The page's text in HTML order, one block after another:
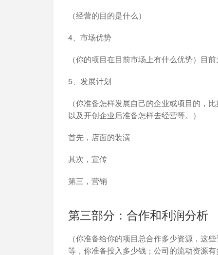
（经营的目的是什么）
4、市场优势
（你的项目在目前市场上有什么优势）目
5、发展计划
（你准备怎样发展自己的企业或项目的，
以及开创企业后准备怎样去经营等。）
首先，店面的装潢
其次，宣传
第三，营销
第三部分：合作和利润分析
（你准备给你的项目总合作多少资源，这
等，你准备投入多少钱；公司的流动资源